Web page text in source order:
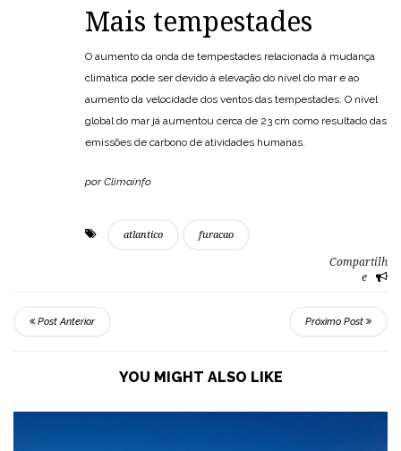
Mais tempestades
O aumento da onda de tempestades relacionada à mudança
climática pode ser devido à elevação do nível do mar e ao
aumento da velocidade dos ventos das tempestades. O nível
global do mar já aumentou cerca de 23 cm como resultado das
emissões de carbono de atividades humanas.
por Climainfo
atlantico furacao
Compartilh
e
Post Anterior Próximo Post
YOU MIGHT ALSO LIKE